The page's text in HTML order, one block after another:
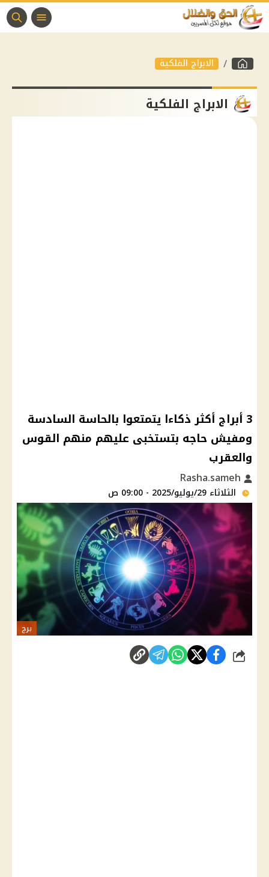
الابراج الفلكية
الابراج الفلكية
3 أبراج أكثر ذكاءا يتمتعوا بالحاسة السادسة
ومفيش حاجه بتستخبى عليهم منهم القوس
والعقرب
الثلاثاء 29/يوليو/2025 - 09:00 ص
برج
شارك